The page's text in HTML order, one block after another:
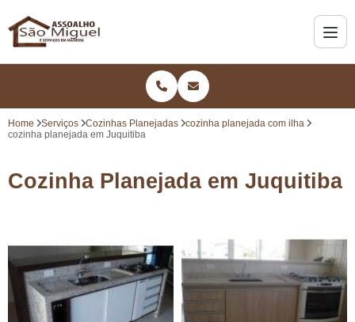
Home Serviços Cozinhas Planejadas
cozinha planejada com ilha
cozinha planejada em Juquitiba
Cozinha Planejada em Juquitiba